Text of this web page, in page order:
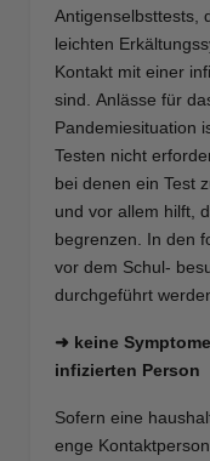
Antigenselbsttests,
leichten
Kontakt mit einer
sind. Anlässe für
Pandemiesituation
Testen nicht
bei denen ein Test
und vor allem hilft,
begrenzen. In den
vor dem Schul-
durchgeführt
➜ keine
infizierten Person
Sofern eine
enge